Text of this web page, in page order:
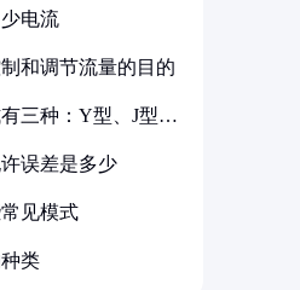
电流
和调节流量的目的
三种：Y型、J型、
误差是多少
见模式
类